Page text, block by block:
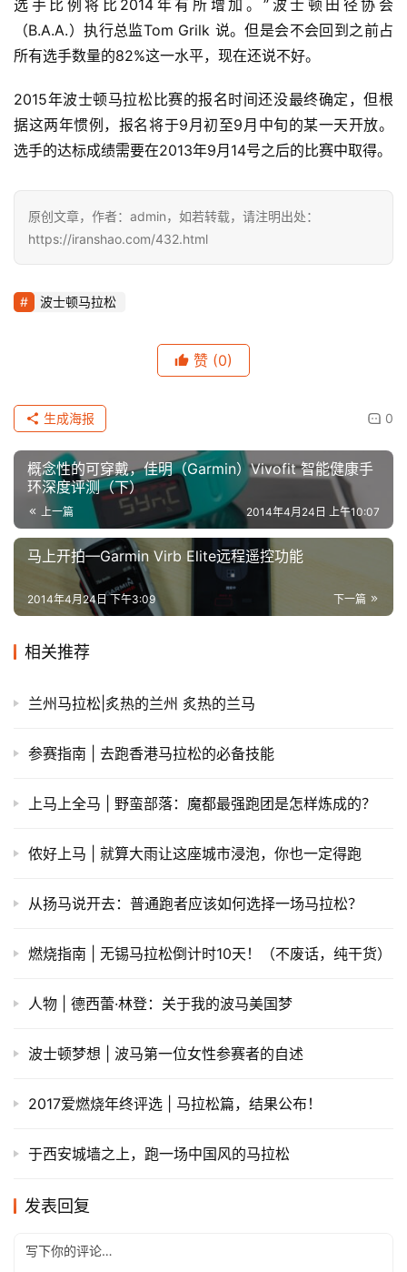
运
集
选手比例将比2014年有所增加。”波士顿田径协会
（B.A.A.）执行总监Tom Grilk 说。但是会不会回到之前占
所有选手数量的82%这一水平，现在还说不好。
2015年波士顿马拉松比赛的报名时间还没最终确定，但根
据这两年惯例，报名将于9月初至9月中旬的某一天开放。
选手的达标成绩需要在2013年9月14号之后的比赛中取得。
原创文章，作者：admin，如若转载，请注明出处：
https://iranshao.com/432.html
波士顿马拉松
赞 (0)
0
生成海报
概念性的可穿戴，佳明（Garmin）Vivofit 智能健康手
环深度评测（下）
上一篇 2014年4月24日 上午10:07
马上开拍—Garmin Virb Elite远程遥控功能
下一篇
2014年4月24日 下午3:09
相关推荐
兰州马拉松|炙热的兰州 炙热的兰马
参赛指南 | 去跑香港马拉松的必备技能
上马上全马 | 野蛮部落：魔都最强跑团是怎样炼成的？
侬好上马 | 就算大雨让这座城市浸泡，你也一定得跑
从扬马说开去：普通跑者应该如何选择一场马拉松？
燃烧指南 | 无锡马拉松倒计时10天！（不废话，纯干货）
人物 | 德西蕾·林登：关于我的波马美国梦
波士顿梦想 | 波马第一位女性参赛者的自述
2017爱燃烧年终评选 | 马拉松篇，结果公布！
于西安城墙之上，跑一场中国风的马拉松
发表回复